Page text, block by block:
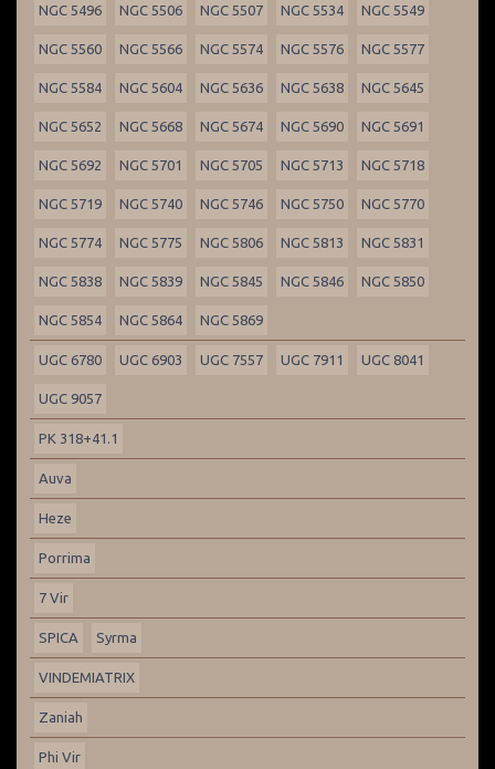
NGC 5496 NGC 5506 NGC 5507 NGC 5534 NGC 5549
NGC 5560 NGC 5566 NGC 5574 NGC 5576 NGC 5577
NGC 5584 NGC 5604 NGC 5636 NGC 5638 NGC 5645
NGC 5652 NGC 5668 NGC 5674 NGC 5690 NGC 5691
NGC 5692 NGC 5701 NGC 5705 NGC 5713 NGC 5718
NGC 5719 NGC 5740 NGC 5746 NGC 5750 NGC 5770
NGC 5774 NGC 5775 NGC 5806 NGC 5813 NGC 5831
NGC 5838 NGC 5839 NGC 5845 NGC 5846 NGC 5850
NGC 5854 NGC 5864 NGC 5869
UGC 6780 UGC 6903 UGC 7557 UGC 7911 UGC 8041
UGC 9057
PK 318+41.1
Auva
Heze
Porrima
7 Vir
SPICA Syrma
VINDEMIATRIX
Zaniah
Phi Vir